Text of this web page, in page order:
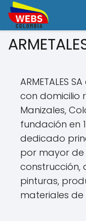
ARMETALES
con domicilio
Manizales,
fundación en
dedicado
por mayor
construcción,
pinturas,
materiales